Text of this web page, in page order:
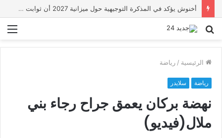
أخنوش يؤكد في المذكرة التوجيهية حول ميزانية 2027 أن ثوابت العدالة الاجتماعية والمجالية خيار استراتيجي للبلاد
بحث
الرئيسية / رياضة
رياضة سلايدر
نهضة بركان يعمق جراح رجاء بني
ملال(فيديو)